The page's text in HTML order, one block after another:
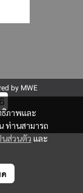
ธิภาพและ
ท่านสามารถ
นส่วนตัว และ
by MWE